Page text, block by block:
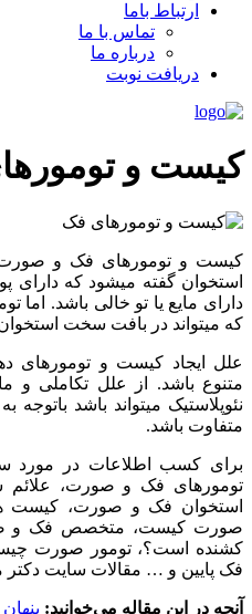
ارتباط باما
تماس با ما
درباره ما
دریافت نوبت
کیست و
کیست و تومورهای فک و
استخوان گفته میشود که دارای
دارای مایع یا تو خالی باشد. اما
که میتواند در بافت سخت
علل ایجاد کیست و تومورهای
متنوع باشد. از علل تکاملی و
نئوپلاستیک میتواند باشد باتوجه
متفاوت باشد.
برای کسب اطلاعات در
تومورهای فک و صورت،
استخوان فک و صورت،
صورت کیست، متخصص فک و
کشنده است؟، تومور صورت
فک پایین و … مقالات سایت دکتر
آنچه در این مقاله می‌خوانید: پنهان